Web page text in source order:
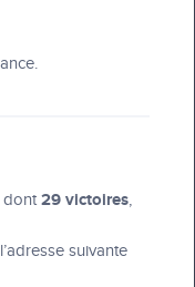
dont 29 victoires,
suivante